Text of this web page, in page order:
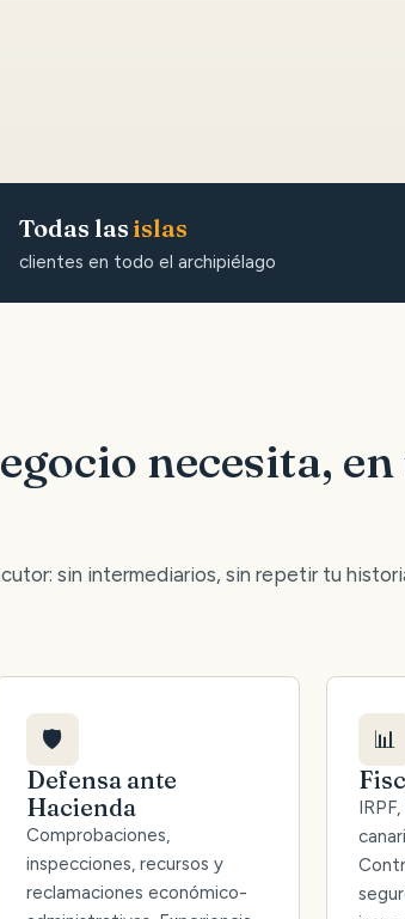
Todas las islas
clientes en todo el archipiélago
necesita,
sin intermediarios, sin repetir tu
🛡️
Defensa ante
Hacienda
Comprobaciones,
inspecciones, recursos y
reclamaciones económico-
📊